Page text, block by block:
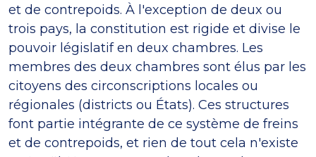
et de contrepoids. À l'exception de deux ou
trois pays, la constitution est rigide et divise le
pouvoir législatif en deux chambres. Les
membres des deux chambres sont élus par les
citoyens des circonscriptions locales ou
régionales (districts ou États). Ces structures
font partie intégrante de ce système de freins
et de contrepoids, et rien de tout cela n'existe